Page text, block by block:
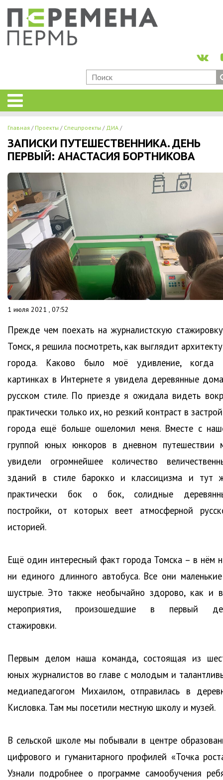
Главная Проекты Спецпроекты ДИА
ЗАПИСКИ ПУТЕШЕСТВЕННИКА. ДЕНЬ
ПЕРВЫЙ: АНАСТАСИЯ БОРТНИКОВА
1 июля 2021 , 07:52
Прежде чем поехать на журналистскую
Томск, я решила посмотреть, как выглядит
города. Каково было моё удивление, когда
картинках в Интернете я увидела деревянные
русском стиле. По приезде я ожидала видеть
практически только их, но резкий контраст в
города ещё больше ошеломил меня. Вместе с
группой юных юнкоров в дневном путешествии
увидели огромнейшее количество
зданий в стиле барокко и классицизма и тут
практически бок о бок, солидные
постройки, от которых веет атмосферной
историей.
Ещё один интересный факт города Томска – в нём
ни единого длинного автобуса. Все они
шустрые. Это также необычайно здорово, как и
мероприятия, произошедшие в первый
стажировки.
Первым делом наша команда, состоящая из
юных журналистов во главе с молодым и
медиапедагогом Михаилом, отправилась в
Кисловка. Там мы посетили местную школу и музей.
В сельской школе мы побывали в центре
цифрового и гуманитарного профилей «Точка
Узнали подробнее о программе самообучения